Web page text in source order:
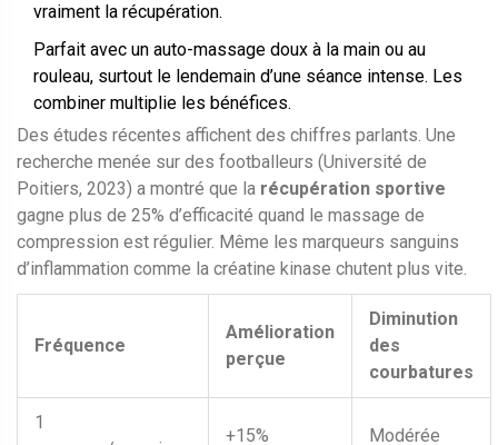
vraiment la récupération.
Parfait avec un auto-massage doux à la main ou au
rouleau, surtout le lendemain d’une séance intense. Les
combiner multiplie les bénéfices.
Des études récentes affichent des chiffres parlants. Une
recherche menée sur des footballeurs (Université de
Poitiers, 2023) a montré que la récupération sportive
gagne plus de 25% d’efficacité quand le massage de
compression est régulier. Même les marqueurs sanguins
d’inflammation comme la créatine kinase chutent plus vite.
Fréquence
Amélioration
perçue
Diminution
des
courbatures
1
+15% Modérée